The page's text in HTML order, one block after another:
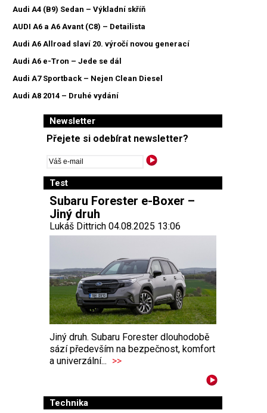
Audi A4 (B9) Sedan – Výkladní skříň
AUDI A6 a A6 Avant (C8) – Detailista
Audi A6 Allroad slaví 20. výročí novou generací
Audi A6 e-Tron – Jede se dál
Audi A7 Sportback – Nejen Clean Diesel
Audi A8 2014 – Druhé vydání
Newsletter
Přejete si odebírat newsletter?
Test
Subaru Forester e-Boxer –
Jiný druh
Lukáš Dittrich 04.08.2025 13:06
Jiný druh. Subaru Forester dlouhodobě
sází především na bezpečnost, komfort
a univerzální... >>
Technika